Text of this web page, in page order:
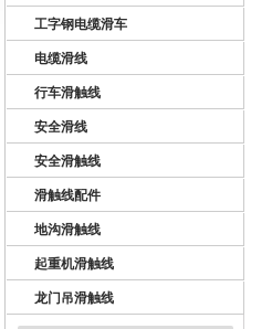
工字钢电缆滑车
电缆滑线
行车滑触线
安全滑线
安全滑触线
滑触线配件
地沟滑触线
起重机滑触线
龙门吊滑触线